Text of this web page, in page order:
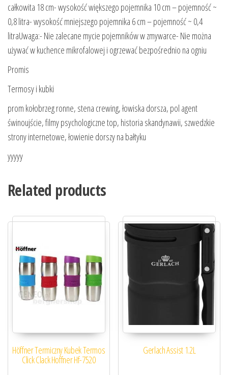
całkowita 18 cm- wysokość większego pojemnika 10 cm – pojemność ~
0,8 litra- wysokość mniejszego pojemnika 6 cm – pojemność ~ 0,4
litraUwaga:- Nie zalecane mycie pojemników w zmywarce- Nie można
używać w kuchence mikrofalowej i ogrzewać bezpośrednio na ogniu
Promis
Termosy i kubki
prom kołobrzeg ronne, stena crewing, łowiska dorsza, pol agent
świnoujście, filmy psychologiczne top, historia skandynawii, szwedzkie
strony internetowe, łowienie dorszy na bałtyku
yyyyy
Related products
Höffner Termiczny Kubek Termos
Click Clack Hoffner Hf-7520
Gerlach Assist 1.2L